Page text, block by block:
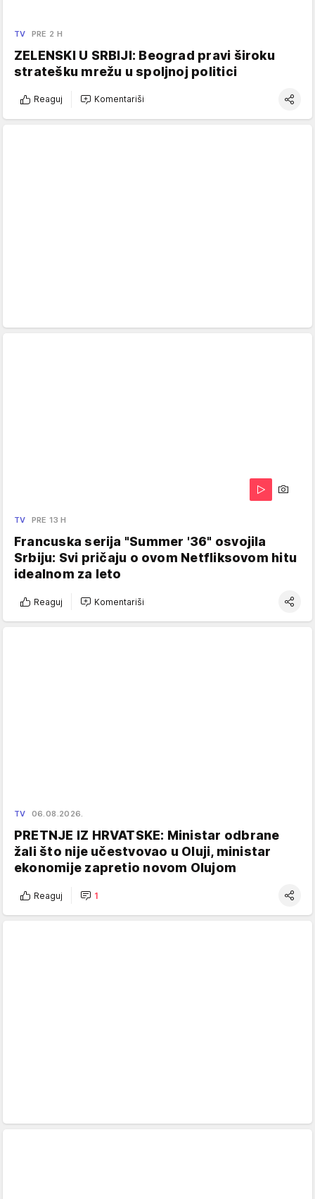
TV PRE 2 H
ZELENSKI U SRBIJI: Beograd pravi široku
stratešku mrežu u spoljnoj politici
Reaguj Komentariši
TV PRE 13 H
Francuska serija "Summer '36" osvojila
Srbiju: Svi pričaju o ovom Netfliksovom hitu
idealnom za leto
Reaguj Komentariši
TV 06.08.2026.
PRETNJE IZ HRVATSKE: Ministar odbrane
žali što nije učestvovao u Oluji, ministar
ekonomije zapretio novom Olujom
Reaguj 1